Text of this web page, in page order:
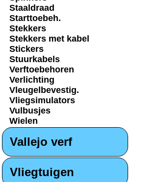
Staaldraad
Starttoebeh.
Stekkers
Stekkers met kabel
Stickers
Stuurkabels
Verftoebehoren
Verlichting
Vleugelbevestig.
Vliegsimulators
Vulbusjes
Wielen
Vallejo verf
Vliegtuigen